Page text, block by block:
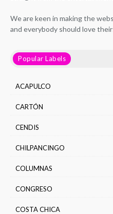
We are keen in making the
and everybody should love
Popular Labels
ACAPULCO
CARTÓN
CENDIS
CHILPANCINGO
COLUMNAS
CONGRESO
COSTA CHICA